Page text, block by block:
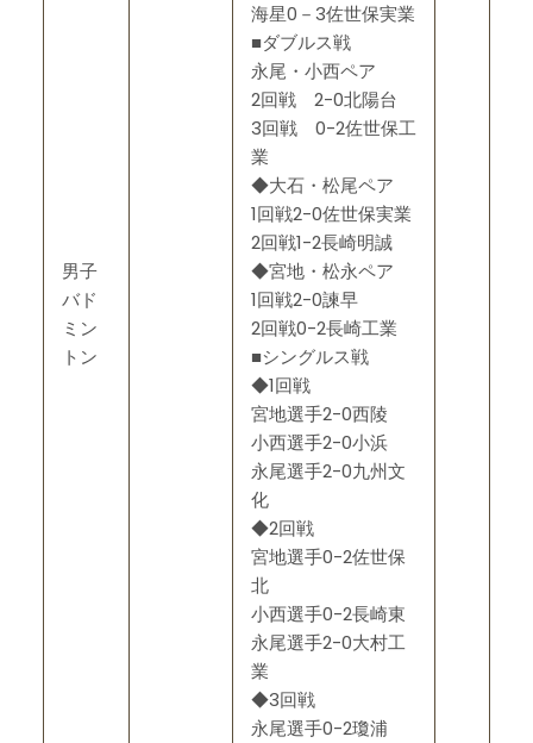
男子
バド
ミン
トン
海星0－3佐世保実業
■ダブルス戦
永尾・小西ペア
2回戦 2-0北陽台
3回戦 0-2佐世保工
業
◆大石・松尾ペア
1回戦2-0佐世保実業
2回戦1-2長崎明誠
◆宮地・松永ペア
1回戦2-0諫早
2回戦0-2長崎工業
■シングルス戦
◆1回戦
宮地選手2-0西陵
小西選手2-0小浜
永尾選手2-0九州文
化
◆2回戦
宮地選手0-2佐世保
北
小西選手0-2長崎東
永尾選手2-0大村工
業
◆3回戦
永尾選手0-2瓊浦